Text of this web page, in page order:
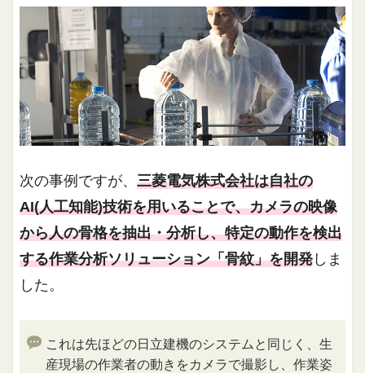
次の事例ですが、三菱電気株式会社は自社の
AI(人工知能)技術を用いることで、カメラの映像
から人の骨格を抽出・分析し、特定の動作を検出
する作業分析ソリューション「骨紋」を開発 しま
した。
これは先ほどの日立建機のシステムと同じく、生
産現場の作業者の動きをカメラで撮影し、作業姿